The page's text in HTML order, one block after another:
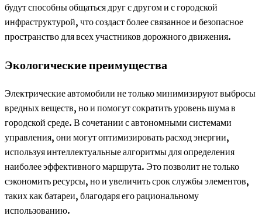
будут способны общаться друг с другом и с городской
инфраструктурой, что создаст более связанное и безопасное
пространство для всех участников дорожного движения.
Экологические преимущества
Электрические автомобили не только минимизируют выбросы
вредных веществ, но и помогут сократить уровень шума в
городской среде. В сочетании с автономными системами
управления, они могут оптимизировать расход энергии,
используя интеллектуальные алгоритмы для определения
наиболее эффективного маршрута. Это позволит не только
сэкономить ресурсы, но и увеличить срок службы элементов,
таких как батареи, благодаря его рациональному
использованию.